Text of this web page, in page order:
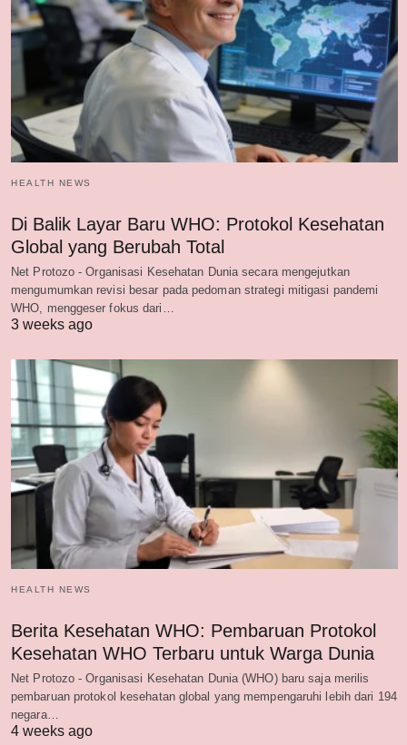
HEALTH NEWS
Di Balik Layar Baru WHO: Protokol Kesehatan
Global yang Berubah Total
Net Protozo - Organisasi Kesehatan Dunia secara mengejutkan
mengumumkan revisi besar pada pedoman strategi mitigasi pandemi
WHO, menggeser fokus dari…
3 weeks ago
HEALTH NEWS
Berita Kesehatan WHO: Pembaruan Protokol
Kesehatan WHO Terbaru untuk Warga Dunia
Net Protozo - Organisasi Kesehatan Dunia (WHO) baru saja merilis
pembaruan protokol kesehatan global yang mempengaruhi lebih dari 194
negara…
4 weeks ago